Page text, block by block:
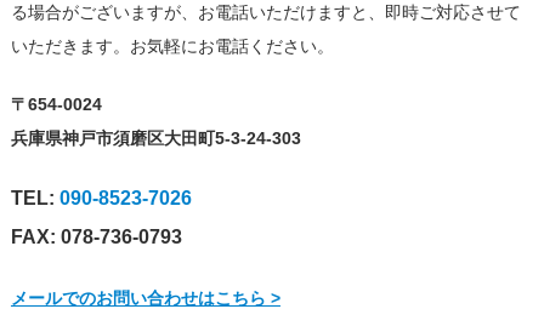
る場合がございますが、お電話いただけますと、即時ご対応させて
いただきます。お気軽にお電話ください。
〒654-0024
兵庫県神戸市須磨区大田町5-3-24-303
TEL: 090-8523-7026
FAX: 078-736-0793
メールでのお問い合わせはこちら >